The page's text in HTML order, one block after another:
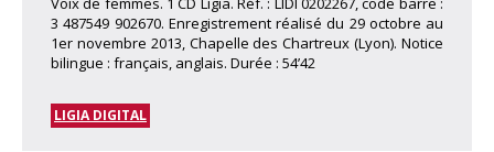
3 487549 902670. Enregistrement réalisé du 29 octobre au
1er novembre 2013, Chapelle des Chartreux (Lyon). Notice
bilingue : français, anglais. Durée : 54’42
LIGIA DIGITAL